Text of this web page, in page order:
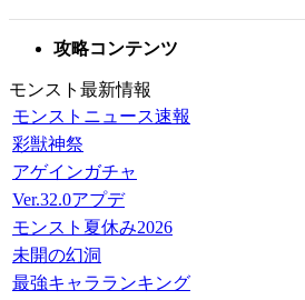
攻略コンテンツ
モンスト最新情報
モンストニュース速報
彩獣神祭
アゲインガチャ
Ver.32.0アプデ
モンスト夏休み2026
未開の幻洞
最強キャラランキング